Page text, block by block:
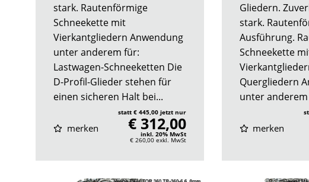
stark. Rautenförmige
Schneekette mit
Vierkantgliedern Anwendung
unter anderem für:
Lastwagen-Schneeketten Die
D-Profil-Glieder stehen für
einen sicheren Halt bei...
merken
statt € 445,00 jetzt nur
€ 312,00
inkl. 20% MwSt
€ 260,00 exkl. MwSt
Gliedern.
stark.
Ausführung.
Schneekette
Quergliedern
unter anderem
merken